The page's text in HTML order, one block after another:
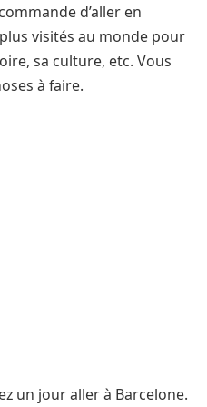
d’aller en
visités au monde pour
sa culture, etc. Vous
à faire.
un jour aller à Barcelone.